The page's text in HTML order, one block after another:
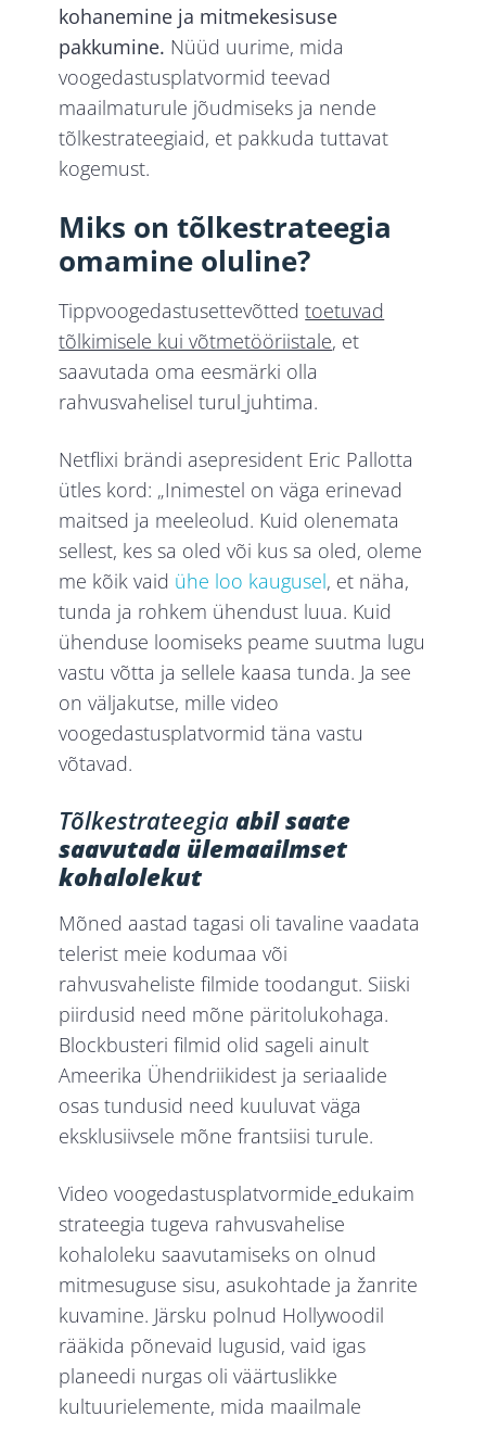
kohanemine ja mitmekesisuse
pakkumine. Nüüd uurime, mida
voogedastusplatvormid teevad
maailmaturule jõudmiseks ja nende
tõlkestrateegiaid, et pakkuda tuttavat
kogemust.
Miks on tõlkestrateegia
omamine oluline?
Tippvoogedastusettevõttedtoetuvad
tõlkimisele kui võtmetööriistale, et
saavutada oma eesmärki olla
rahvusvahelisel turul juhtima.
Netflixi brändi asepresident Eric Pallotta
ütles kord: „Inimestel on väga erinevad
maitsed ja meeleolud. Kuid olenemata
sellest, kes sa oled või kus sa oled, oleme
me kõik vaid ühe loo kaugusel, et näha,
tunda ja rohkem ühendust luua. Kuid
ühenduse loomiseks peame suutma lugu
vastu võtta ja sellele kaasa tunda. Ja see
on väljakutse, mille video
voogedastusplatvormid täna vastu
võtavad.
Tõlkestrateegia abil saate
saavutada ülemaailmset
kohalolekut
Mõned aastad tagasi oli tavaline vaadata
telerist meie kodumaa või
rahvusvaheliste filmide toodangut. Siiski
piirdusid need mõne päritolukohaga.
Blockbusteri filmid olid sageli ainult
Ameerika Ühendriikidest ja seriaalide
osas tundusid need kuuluvat väga
eksklusiivsele mõne frantsiisi turule.
Video voogedastusplatvormide edukaim
strateegia tugeva rahvusvahelise
kohaloleku saavutamiseks on olnud
mitmesuguse sisu, asukohtade ja žanrite
kuvamine. Järsku polnud Hollywoodil
rääkida põnevaid lugusid, vaid igas
planeedi nurgas oli väärtuslikke
kultuurielemente, mida maailmale